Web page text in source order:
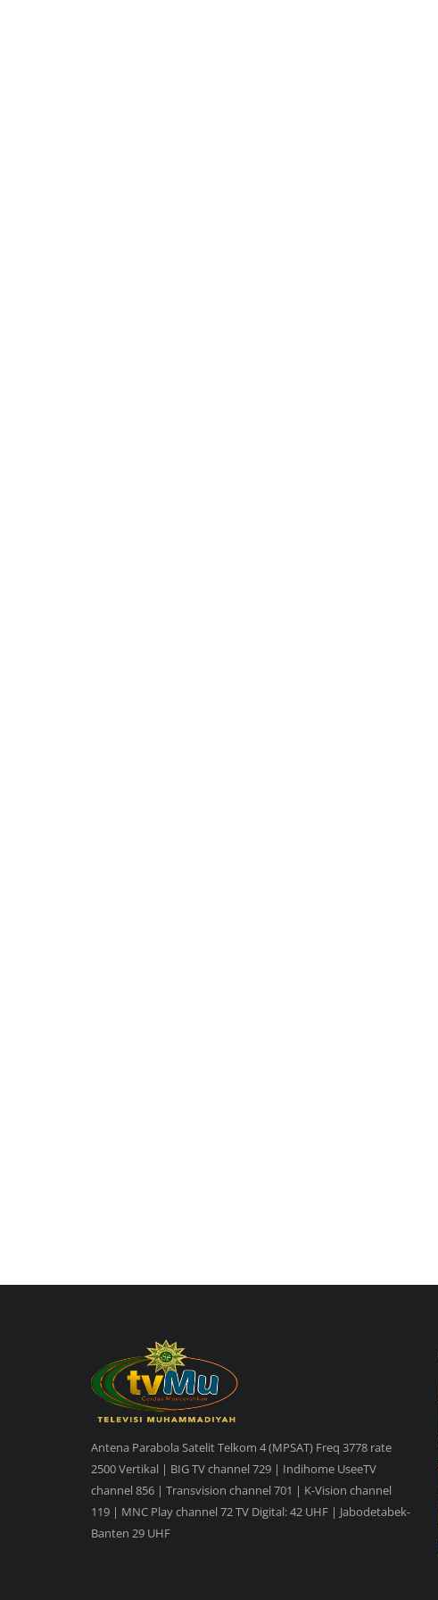
Antena Parabola Satelit Telkom 4 (MPSAT) Freq 3778 rate
2500 Vertikal | BIG TV channel 729 | Indihome UseeTV
channel 856 | Transvision channel 701 | K-Vision channel
119 | MNC Play channel 72 TV Digital: 42 UHF | Jabodetabek-
Banten 29 UHF